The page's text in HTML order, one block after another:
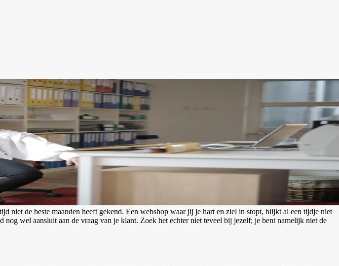
niet de beste maanden heeft gekend. Een webshop waar jij je hart en ziel in stopt, blijkt al een tijdje niet
wel aansluit aan de vraag van je klant. Zoek het echter niet teveel bij jezelf; je bent namelijk niet de